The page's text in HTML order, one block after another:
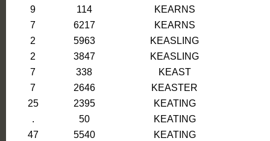
9
114
KEARNS
7
6217
KEARNS
2
5963
KEASLING
2
3847
KEASLING
7
338
KEAST
7
2646
KEASTER
25
2395
KEATING
.
50
KEATING
47
5540
KEATING